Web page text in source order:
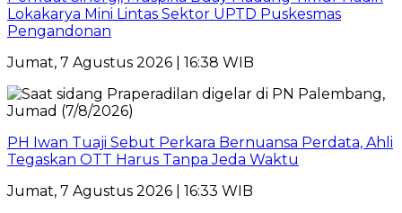
Lokakarya Mini Lintas Sektor UPTD Puskesmas
Pengandonan
Jumat, 7 Agustus 2026 | 16:38 WIB
PH Iwan Tuaji Sebut Perkara Bernuansa Perdata, Ahli
Tegaskan OTT Harus Tanpa Jeda Waktu
Jumat, 7 Agustus 2026 | 16:33 WIB